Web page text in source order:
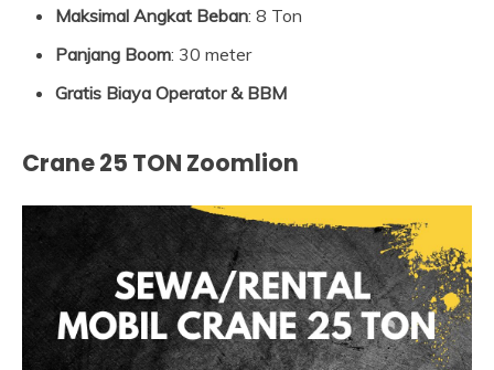
Maksimal Angkat Beban: 8 Ton
Panjang Boom: 30 meter
Gratis Biaya Operator & BBM
Crane 25 TON Zoomlion